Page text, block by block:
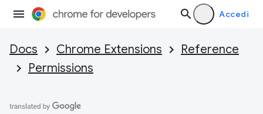
Accedi
Docs Chrome Extensions
Reference
Permissions